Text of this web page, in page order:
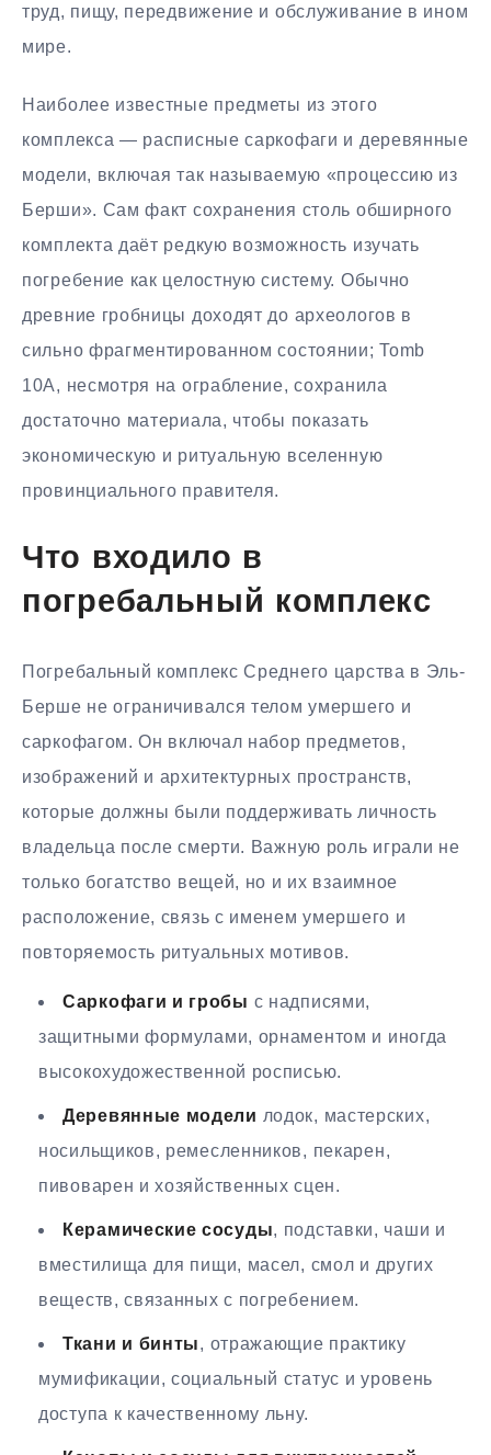
труд, пищу, передвижение и обслуживание в ином
мире.
Наиболее известные предметы из этого
комплекса — расписные саркофаги и деревянные
модели, включая так называемую «процессию из
Берши». Сам факт сохранения столь обширного
комплекта даёт редкую возможность изучать
погребение как целостную систему. Обычно
древние гробницы доходят до археологов в
сильно фрагментированном состоянии; Tomb
10A, несмотря на ограбление, сохранила
достаточно материала, чтобы показать
экономическую и ритуальную вселенную
провинциального правителя.
Что входило в
погребальный комплекс
Погребальный комплекс Среднего царства в Эль-
Берше не ограничивался телом умершего и
саркофагом. Он включал набор предметов,
изображений и архитектурных пространств,
которые должны были поддерживать личность
владельца после смерти. Важную роль играли не
только богатство вещей, но и их взаимное
расположение, связь с именем умершего и
повторяемость ритуальных мотивов.
Саркофаги и гробы с надписями,
защитными формулами, орнаментом и иногда
высокохудожественной росписью.
Деревянные модели лодок, мастерских,
носильщиков, ремесленников, пекарен,
пивоварен и хозяйственных сцен.
Керамические сосуды, подставки, чаши и
вместилища для пищи, масел, смол и других
веществ, связанных с погребением.
Ткани и бинты, отражающие практику
мумификации, социальный статус и уровень
доступа к качественному льну.